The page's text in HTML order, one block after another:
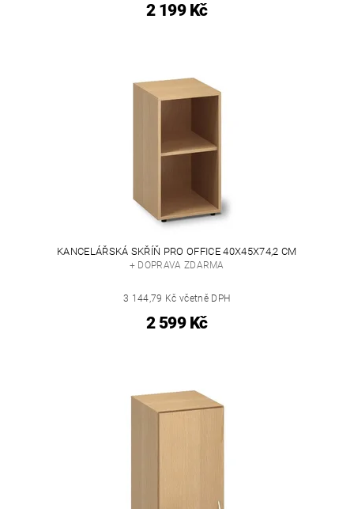
2 199 Kč
KANCELÁŘSKÁ SKŘÍŇ PRO OFFICE 40X45X74,2 CM
+ DOPRAVA ZDARMA
3 144,79 Kč včetně DPH
2 599 Kč